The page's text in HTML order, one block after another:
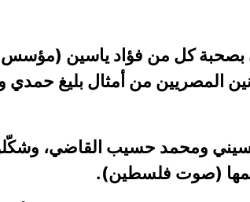
وكان بصحبة كل من فؤاد ياسين
المصريين من أمثال بليغ
ومحمد حسيب القاضي،
اسمها (صوت فلسطين).